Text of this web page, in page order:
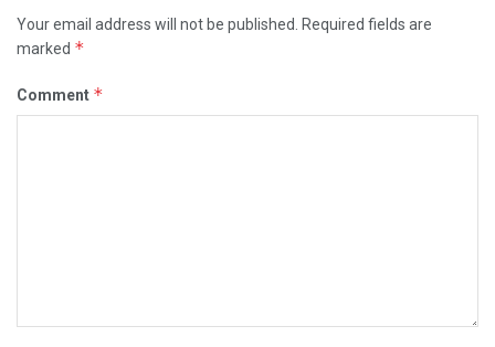
Your email address will not be published.
Required fields are
marked *
Comment *